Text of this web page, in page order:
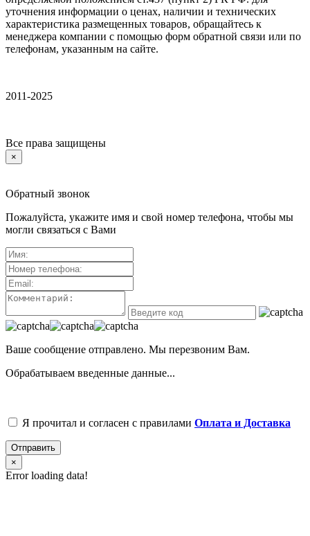
уточнения информации о ценах, наличии и технических
характеристика размещенных товаров, обращайтесь к
менеджера компании с помощью форм обратной связи или по
телефонам, указанным на сайте.
2011-2025
Все права защищены
×
Обратный звонок
Пожалуйста, укажите имя и свой номер телефона, чтобы мы
могли связаться с Вами
Ваше сообщение отправлено. Мы перезвоним Вам.
Обрабатываем введенные данные...
Я прочитал и согласен с правилами Оплата и Доставка
Отправить
×
Error loading data!